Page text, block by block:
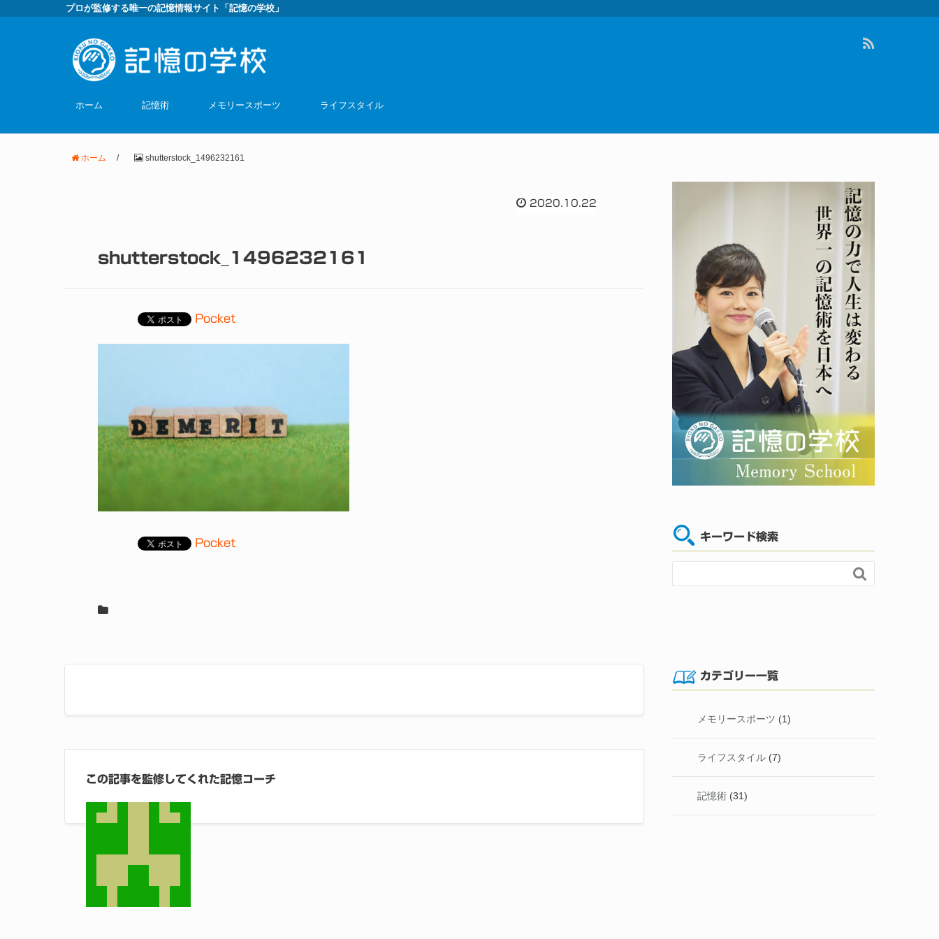
プロが監修する唯一の記憶情報サイト「記憶の学校」
ホーム 記憶術 メモリースポーツ ライフスタイル
ホーム / shutterstock_1496232161
2020.10.22
shutterstock_1496232161
Pocket
Pocket
この記事を監修してくれた記憶コーチ
キーワード検索

カテゴリー一覧
メモリースポーツ (1)
ライフスタイル (7)
記憶術 (31)